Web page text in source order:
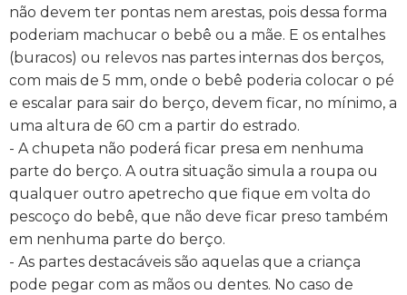
não devem ter pontas nem arestas, pois dessa forma
poderiam machucar o bebê ou a mãe. E os entalhes
(buracos) ou relevos nas partes internas dos berços,
com mais de 5 mm, onde o bebê poderia colocar o pé
e escalar para sair do berço, devem ficar, no mínimo, a
uma altura de 60 cm a partir do estrado.
- A chupeta não poderá ficar presa em nenhuma
parte do berço. A outra situação simula a roupa ou
qualquer outro apetrecho que fique em volta do
pescoço do bebê, que não deve ficar preso também
em nenhuma parte do berço.
- As partes destacáveis são aquelas que a criança
pode pegar com as mãos ou dentes. No caso de